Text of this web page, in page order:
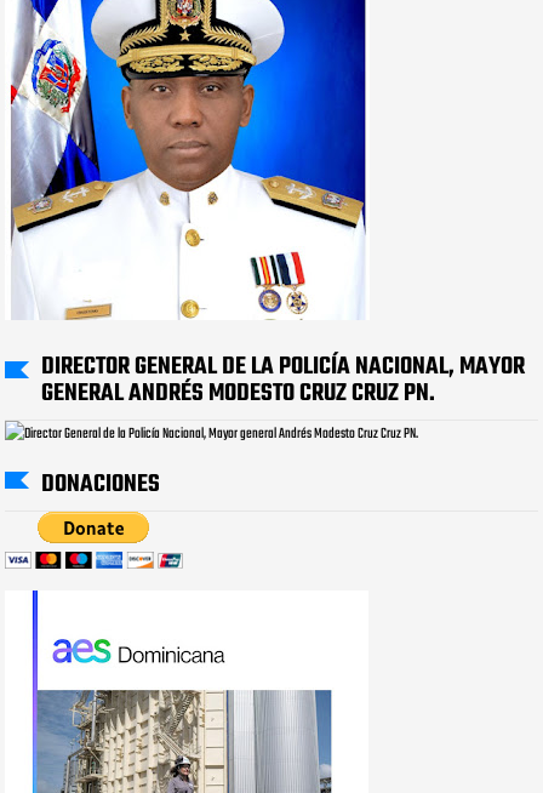
DIRECTOR GENERAL DE LA POLICÍA NACIONAL, MAYOR
GENERAL ANDRÉS MODESTO CRUZ CRUZ PN.
DONACIONES